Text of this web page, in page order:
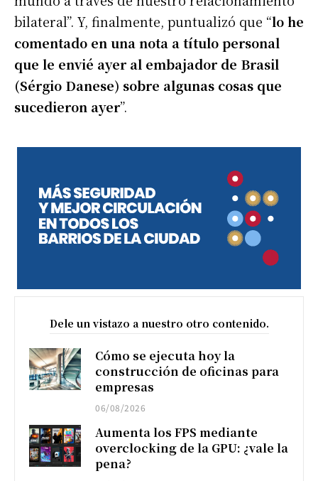
bilateral”. Y, finalmente, puntualizó que “lo he
comentado en una nota a título personal
que le envié ayer al embajador de Brasil
(Sérgio Danese) sobre algunas cosas que
sucedieron ayer”.
Dele un vistazo a nuestro otro contenido.
Cómo se ejecuta hoy la
construcción de oficinas para
empresas
06/08/2026
Aumenta los FPS mediante
overclocking de la GPU: ¿vale la
pena?